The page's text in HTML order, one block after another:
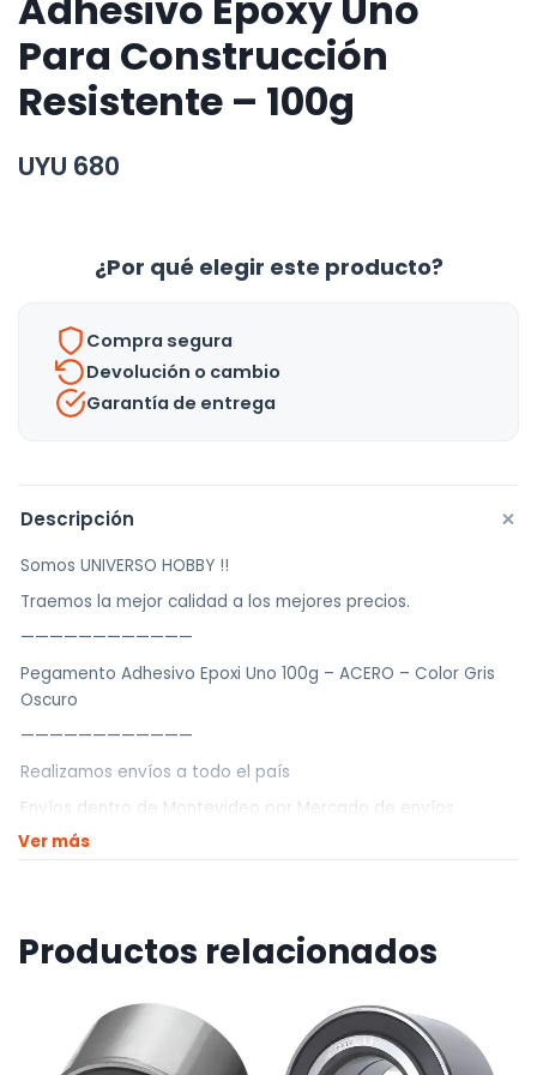
Para Construcción
Resistente – 100g
UYU 680
¿Por qué elegir este producto?
Compra segura
Devolución o cambio
Garantía de entrega
Descripción +
Somos UNIVERSO HOBBY !!
Traemos la mejor calidad a los mejores precios.
————————————
Pegamento Adhesivo Epoxi Uno 100g – ACERO – Color Gris
Oscuro
————————————
Realizamos envíos a todo el país
Envíos dentro de Montevideo por Mercado de envíos.
Envíos Flex en el día.
————————————
Nuestro punto de retiro se encuentra en zona centro
El horario de retiros es de Lunes a Viernes de 10hs a 18hs,
Ver más
Productos relacionados